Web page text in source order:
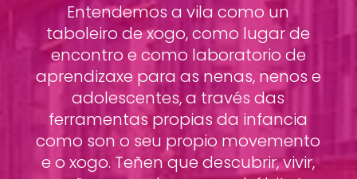
Entendemos a vila como un
taboleiro de xogo, como lugar de
encontro e como laboratorio de
aprendizaxe para as nenas, nenos e
adolescentes, a través das
ferramentas propias da infancia
como son o seu propio movemento
e o xogo. Teñen que descubrir, vivir,